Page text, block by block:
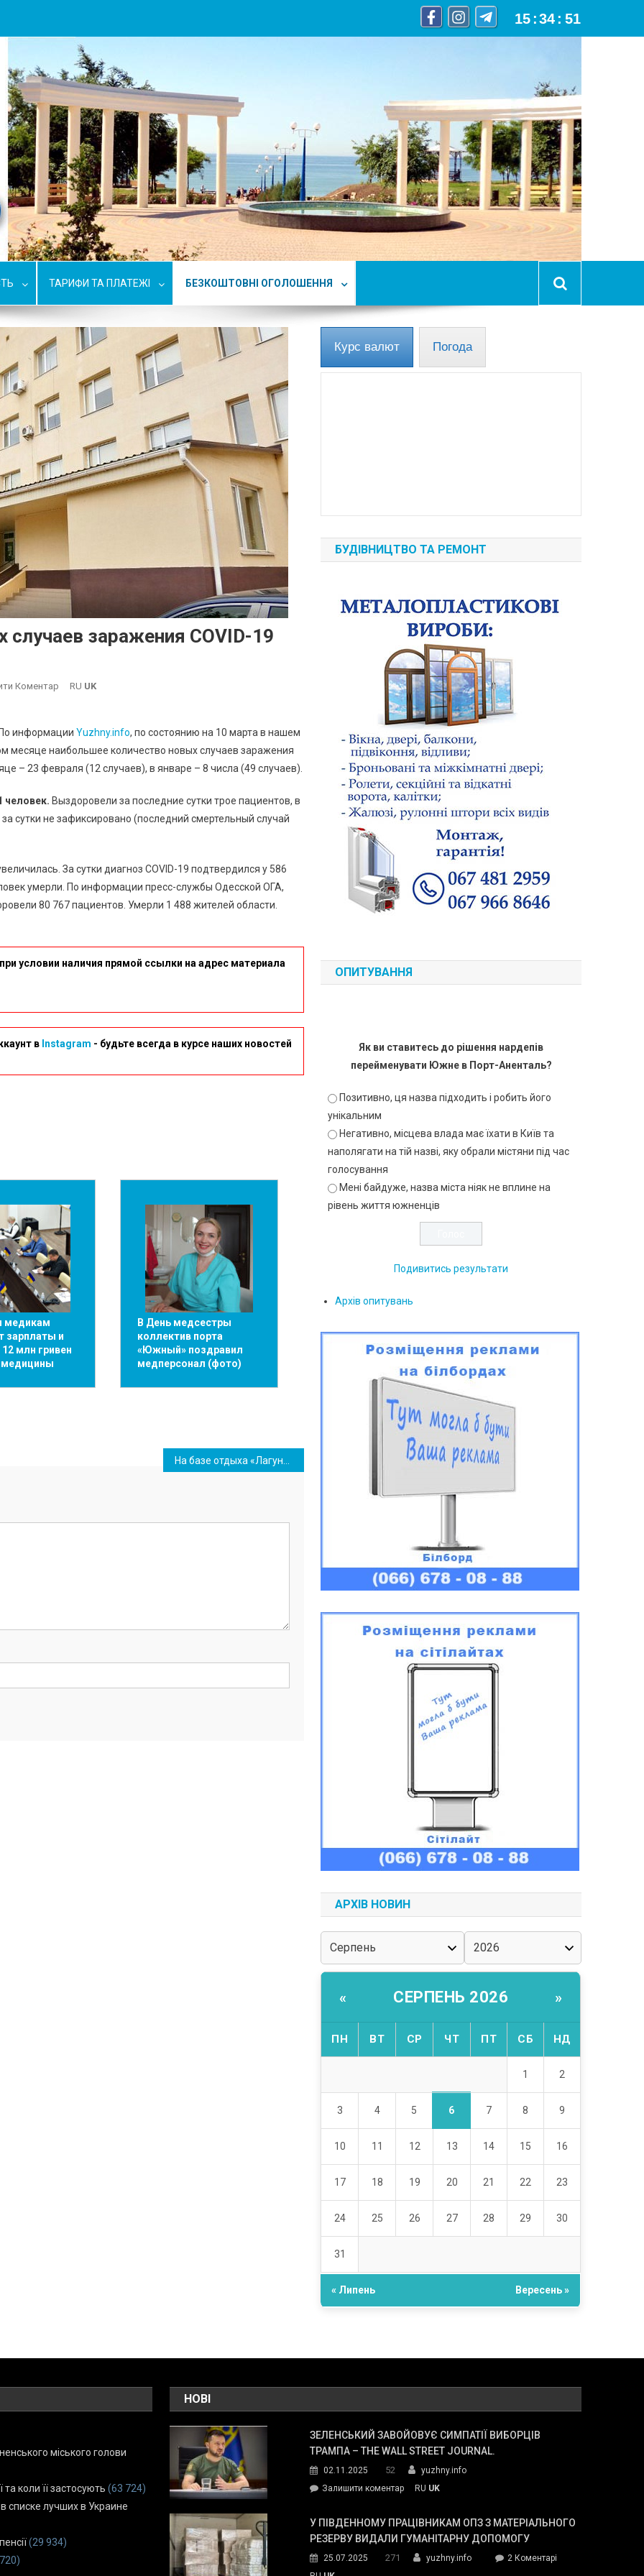
15 :34 : 52
ТАРИФИ ТА ПЛАТЕЖІ БЕЗКОШТОВНІ ОГОЛОШЕННЯ
заражения COVID-19
Коментар
Растет
Число
Новых
Заражения
COVID-
RU UK
информации Yuzhny.info, по состоянию на 10 марта в нашем
месяце наибольшее количество новых случаев заражения
– 23 февраля (12 случаев), в январе – 8 числа (49 случаев).
человек. Выздоровели за последние сутки трое пациентов, в
сутки не зафиксировано (последний смертельный случай
За сутки диагноз COVID-19 подтвердился у 586
умерли. По информации пресс-службы Одесской ОГА,
80 767 пациентов. Умерли 1 488 жителей области.
условии наличия прямой ссылки на адрес материала
в Instagram - будьте всегда в курсе наших новостей
зарплаты и
млн гривен
медицины
В День медсестры
коллектив порта
«Южный» поздравил
медперсонал (фото)
Курс валют Погода
БУДІВНИЦТВО ТА РЕМОНТ
ОПИТУВАННЯ
Як ви ставитесь до рішення нардепів
перейменувати Южне в Порт-Аненталь?
Позитивно, ця назва підходить і робить його
унікальним
Негативно, місцева влада має їхати в Київ та
наполягати на тій назві, яку обрали містяни під час
голосування
Мені байдуже, назва міста ніяк не вплине на
рівень життя южненців
Подивитись результати
Архів опитувань
АРХІВ НОВИН
« СЕРПЕНЬ 2026 »
ПН ВТ СР ЧТ ПТ СБ НД
1 2
3 4 5 6 7 8 9
10 11 12 13 14 15 16
17 18 19 20 21 22 23
24 25 26 27 28 29 30
31
« Липень Вересень »
міського голови
коли її застосують (63 724)
списке лучших в Украине
(29 934)
НОВІ
ЗЕЛЕНСЬКИЙ ЗАВОЙОВУЄ СИМПАТІЇ ВИБОРЦІВ
ТРАМПА – THE WALL STREET JOURNAL.
02.11.2025 52
yuzhny.info
Залишити коментарon
завойовує
симпатії
Трампа
RU UK
У ПІВДЕННОМУ ПРАЦІВНИКАМ ОПЗ З МАТЕРІАЛЬНОГО
РЕЗЕРВУ ВИДАЛИ ГУМАНІТАРНУ ДОПОМОГУ
25.07.2025 271 yuzhny.info 2 Коментарідо